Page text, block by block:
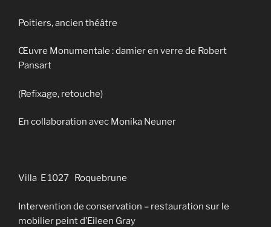
Poitiers, ancien théâtre
Œuvre Monumentale : damier en verre de Robert
Pansart
(Refixage, retouche)
En collaboration avec Monika Neuner
Villa E 1027 Roquebrune
Intervention de conservation – restauration sur le
mobilier peint d’Eileen Gray